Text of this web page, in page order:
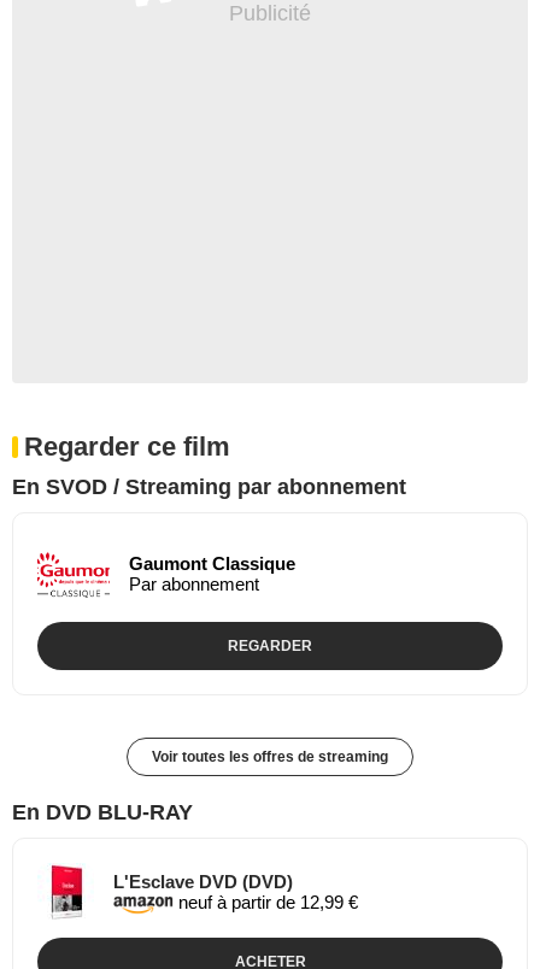
Regarder ce film
En SVOD / Streaming par abonnement
Gaumont Classique
Par abonnement
REGARDER
Voir toutes les offres de streaming
En DVD BLU-RAY
L'Esclave DVD (DVD)
neuf à partir de 12,99 €
ACHETER